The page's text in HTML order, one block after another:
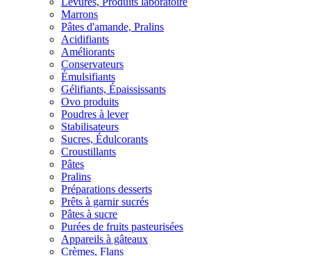
Marrons
Pâtes d'amande, Pralins
Acidifiants
Améliorants
Conservateurs
Émulsifiants
Gélifiants, Épaississants
Ovo produits
Poudres à lever
Stabilisateurs
Sucres, Édulcorants
Croustillants
Pâtes
Pralins
Préparations desserts
Prêts à garnir sucrés
Pâtes à sucre
Purées de fruits pasteurisées
Appareils à gâteaux
Crèmes, Flans